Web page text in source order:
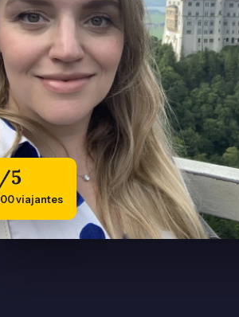
5
viajantes